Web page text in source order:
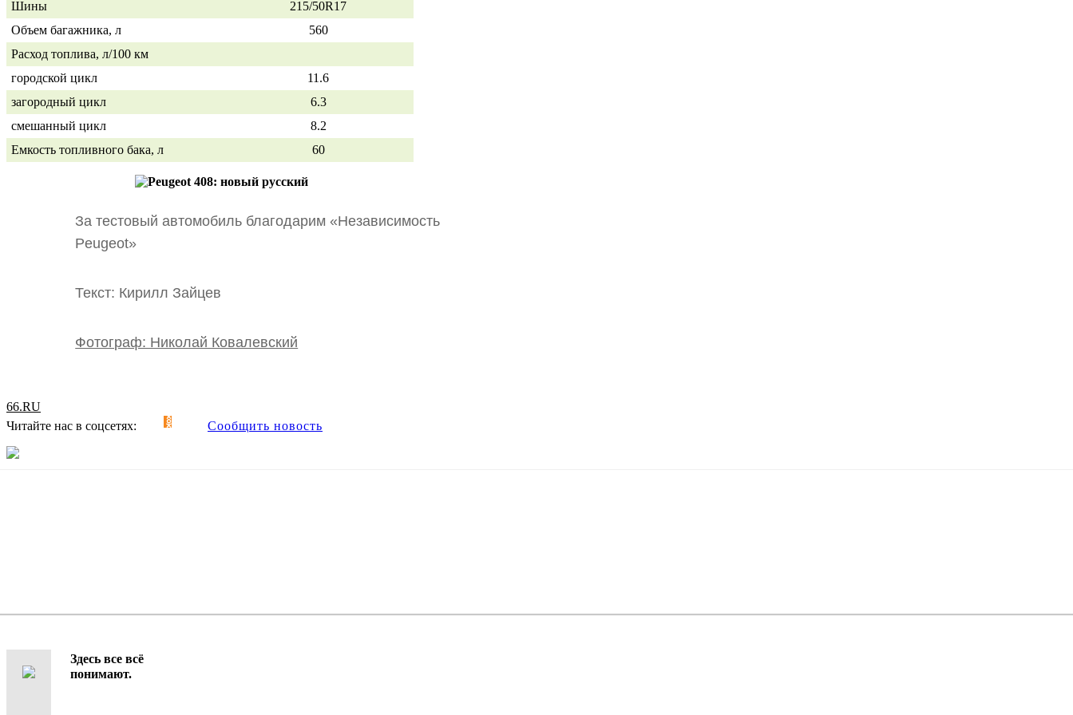
Шины
215/50R17
Объем багажника, л
560
Расход топлива, л/100 км
городской цикл
11.6
загородный цикл
6.3
смешанный цикл
8.2
Емкость топливного бака, л
60
За тестовый автомобиль благодарим «Независимость
Peugeot»
Текст: Кирилл Зайцев
Фотограф: Николай Ковалевский
66.RU
Читайте нас в соцсетях:
Сообщить новость
Здесь все всё
понимают.